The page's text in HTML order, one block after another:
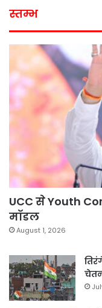
स्तम्भ
UCC से Youth
मॉडल
August 1, 2026